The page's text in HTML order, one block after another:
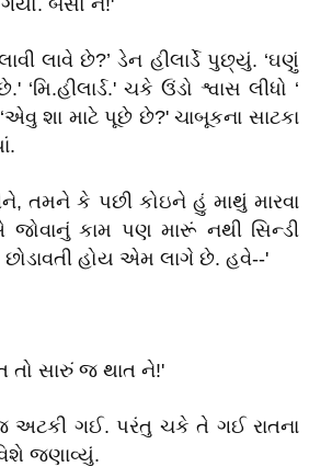
ગયો. બેસો ને!'
લાવે છે?’ ડેન હીલાર્ડે પુછ્યું. ‘ઘણું
ચકે ઉંડો શ્વાસ લીધો ‘
શા માટે પૂછે છે?' ચાબૂકના સાટકા
તમને કે પછી કોઇને હું માથું મારવા
જોવાનું કામ પણ મારૂં નથી સિન્ડી
છોડાવતી હોય એમ લાગે છે. હવે--'
તો સારું જ થાત ને!'
અટકી ગઈ. પરંતુ ચકે તે ગઈ રાતના
જણાવ્યું.